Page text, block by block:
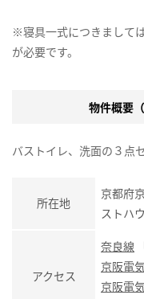
※寝具一式につきまして
が必要です。
物件概要
バストイレ、洗面の３点
所在地
京都府
ストハ
アクセス
奈良線
京阪電
京阪電